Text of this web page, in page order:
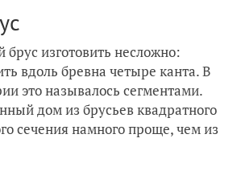
изготовить несложно:
вдоль бревна четыре канта. В
это называлось сегментами.
дом из брусьев квадратного
сечения намного проще, чем из